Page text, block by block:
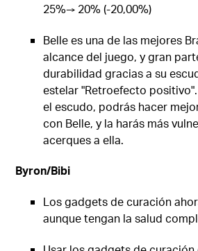
25%→ 20% (-20,00%)
Belle es una de las mejores
alcance del juego, y gran
durabilidad gracias a su
estelar "Retroefecto
el escudo, podrás hacer
con Belle, y la harás más
acerques a ella.
Byron/Bibi
Los gadgets de curación
aunque tengan la salud